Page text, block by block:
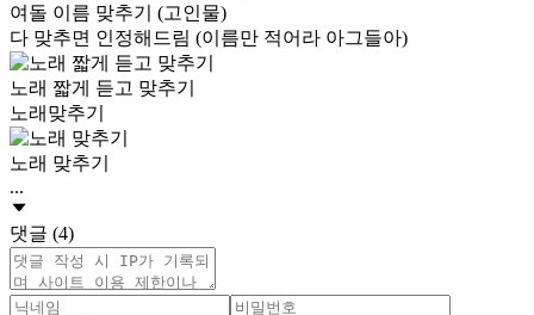
여돌 이름 맞추기 (고인물)
다 맞추면 인정해드림 (이름만 적어라 아그들아)
노래 짧게 듣고 맞추기
노래맞추기
노래 맞추기
...
댓글 (4)